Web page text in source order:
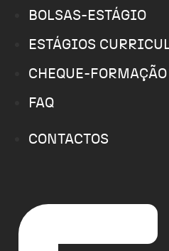
BOLSAS-ESTÁGIO
ESTÁGIOS
CHEQUE-
FAQ
CONTACTOS